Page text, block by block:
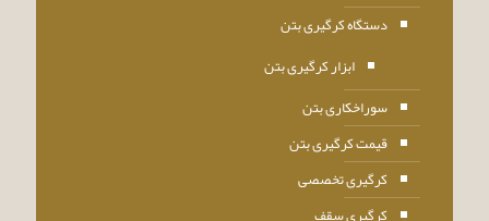
دستگاه کرگیری بتن
ابزار کرگیری بتن
سوراخکاری بتن
قیمت کرگیری بتن
کرگیری تخصصی
کرگیری سقف